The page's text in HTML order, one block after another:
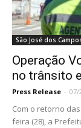
São José dos
Operação
no trânsito
Press Release - 07/
Com o retorno
feira (28), a